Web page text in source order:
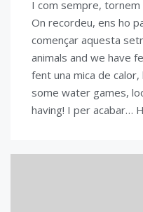
I com sempre,
On recordeu, ens ho
començar aquesta
animals and we have
fent una mica de
some water games,
having! I per acabar…